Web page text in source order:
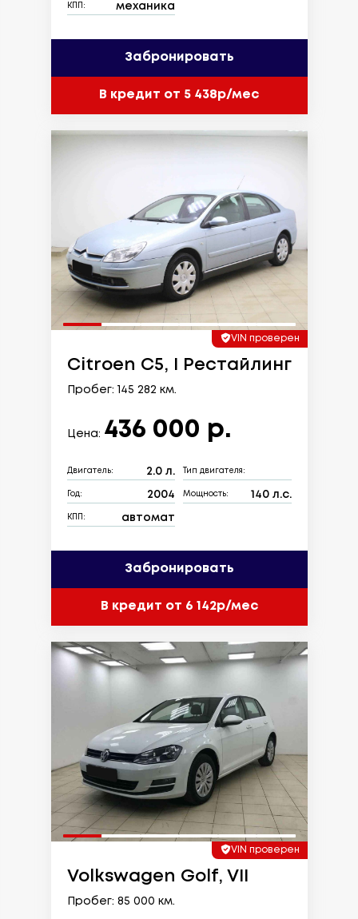
КПП: механика
Забронировать
В кредит от 5 438р/мес
VIN проверен
Citroen C5, I Рестайлинг
Пробег: 145 282 км.
Цена: 436 000 р.
Двигатель: 2.0 л. Тип двигателя:
Год: 2004 Мощность: 140 л.с.
КПП: автомат
Забронировать
В кредит от 6 142р/мес
VIN проверен
Volkswagen Golf, VII
Пробег: 85 000 км.